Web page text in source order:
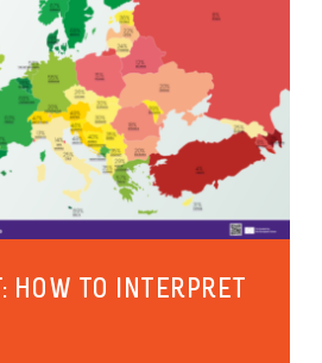
HOW TO INTERPRET